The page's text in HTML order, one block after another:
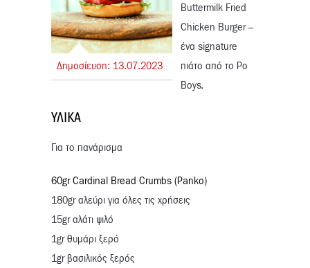
Δημοσίευση: 13.07.2023
Buttermilk Fried
Chicken Burger –
ένα signature
πιάτο από το Po
Boys.
ΥΛΙΚΆ
Για το πανάρισμα
60gr Cardinal Bread Crumbs (Panko)
180gr αλεύρι για όλες τις χρήσεις
15gr αλάτι ψιλό
1gr θυμάρι ξερό
1gr βασιλικός ξερός